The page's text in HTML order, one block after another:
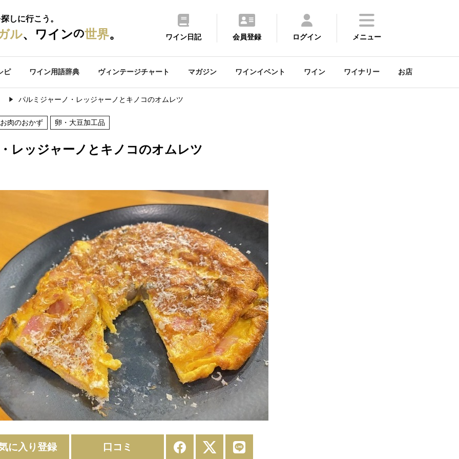
しに行こう。
ル、ワインの世界。 ワイン日記 会員登録 ログイン メニュー
ピ ワイン用語辞典 ヴィンテージチャート マガジン ワインイベント ワイン ワイナリー お店
パルミジャーノ・レッジャーノとキノコのオムレツ
お肉のおかず 卵・大豆加工品
レッジャーノとキノコのオムレツ
に入り登録 口コミ